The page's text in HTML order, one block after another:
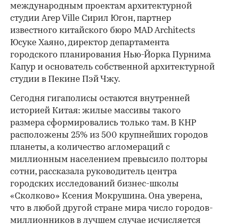
международным проектам архитектурной
студии Arep Ville Сирил Югон, партнер
известного китайского бюро MAD Architects
Юсуке Хаяно, директор департамента
городского планирования Нью-Йорка Пурнима
Капур и основатель собственной архитектурной
студии в Пекине Пэй Чжу.
Сегодня гигаполисы остаются внутренней
историей Китая: жилые массивы такого
размера сформировались только там. В КНР
расположены 25% из 500 крупнейших городов
планеты, а количество агломераций с
миллионным населением превысило полторы
сотни, рассказала руководитель центра
городских исследований бизнес-школы
«Сколково» Ксения Мокрушина. Она уверена,
что в любой другой стране мира число городов-
миллионников в лучшем случае исчисляется